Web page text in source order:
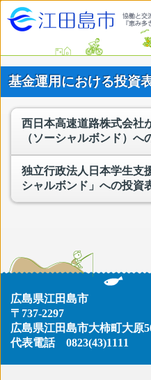
基金運用における投資
西日本高速道路株式会社
（ソーシャルボンド）へ
独立行政法人日本学生支
シャルボンド」への投資
広島県江田島市
〒737-2297
広島県江田島市大柿町大原
代表電話 0823(43)1111